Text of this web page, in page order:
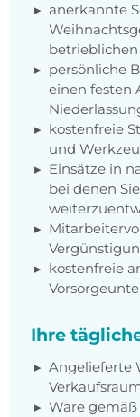
anerkannte
persönliche
einen festen
kostenfreie
und
Einsätze in
bei denen
kostenfreie
Ihre
Angelieferte
Ware gemäß